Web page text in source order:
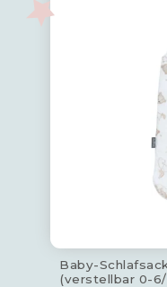
Baby-
(verstellbar 0-6/